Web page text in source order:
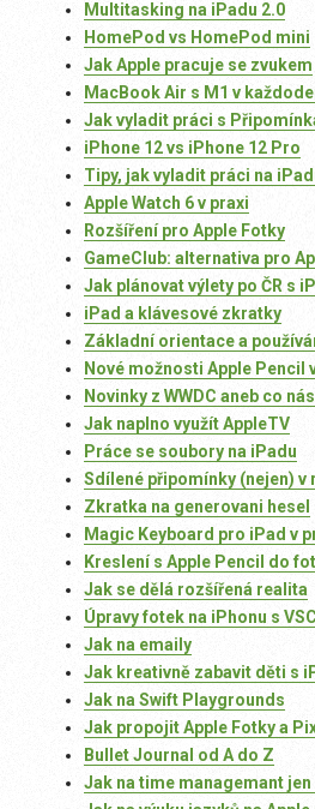
Multitasking na iPadu 2.0
HomePod vs HomePod mini
Jak Apple pracuje se zvukem
MacBook Air s M1 v
Jak vyladit práci s
iPhone 12 vs iPhone 12 Pro
Tipy, jak vyladit práci na
Apple Watch 6 v praxi
Rozšíření pro Apple Fotky
GameClub: alternativa pro
Jak plánovat výlety po ČR s
iPad a klávesové zkratky
Základní orientace a
Nové možnosti Apple Pencil
Novinky z WWDC aneb co
Jak naplno využít AppleTV
Práce se soubory na iPadu
Sdílené připomínky (nejen) v
Zkratka na generovani hesel
Magic Keyboard pro iPad v
Kreslení s Apple Pencil do
Jak se dělá rozšířená realita
Úpravy fotek na iPhonu s
Jak na emaily
Jak kreativně zabavit děti s
Jak na Swift Playgrounds
Jak propojit Apple Fotky a
Bullet Journal od A do Z
Jak na time managemant